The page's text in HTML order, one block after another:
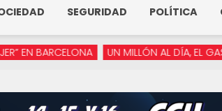
SEGURIDAD POLÍTICA
UN MILLÓN AL DÍA, EL GASTO EN